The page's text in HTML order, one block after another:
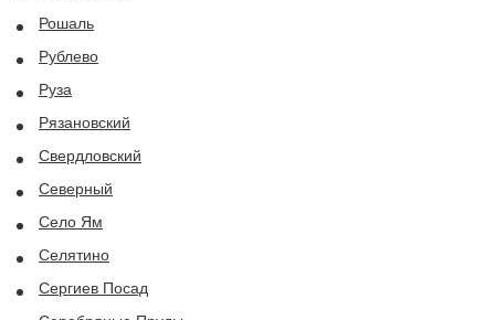
Рошаль
Рублево
Руза
Рязановский
Свердловский
Северный
Село Ям
Селятино
Сергиев Посад